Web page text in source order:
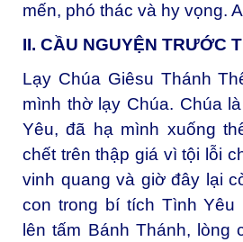
mến, phó thác và hy vọng.
II. CẦU NGUYỆN TRƯỚC
Lạy Chúa Giêsu Thánh
mình thờ lạy Chúa. Chúa
Yêu, đã hạ mình xuống
chết trên thập giá vì tội lỗi
vinh quang và giờ đây lại
con trong bí tích Tình Yêu
lên tấm Bánh Thánh, lòng